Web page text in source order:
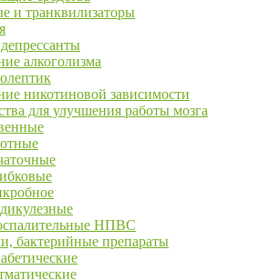
и транквилизаторы
алкоголизма
никотиновой зависимости
для улучшения работы мозга
НПВС
бактерийные препараты